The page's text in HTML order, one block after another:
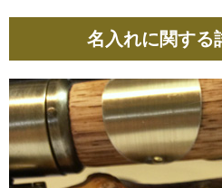
名入れに関する